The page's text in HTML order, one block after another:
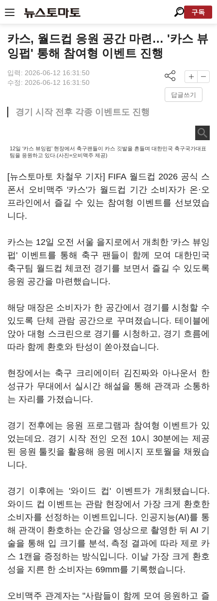
구독
카스, 월드컵 응원 공간 마련… '카스 뷰
잉펍' 통해 참여형 이벤트 진행
입력: 2026-06-12 16:31:50
수정: 2026-06-12 16:31:50
답글쓰기
경기 시작 전후 각종 이벤트도 진행
12일 ‘카스 뷰잉펍’ 현장에서 축구팬들이 카스 깃발을 흔들며 대한민국 축구국가대표
팀을 응원하고 있다.(사진=오비맥주 제공)
[뉴스토마토 차철우 기자] FIFA 월드컵 2026 공식 스
폰서 오비맥주 '카스'가 월드컵 기간 소비자가 온·오
프라인에서 즐길 수 있는 참여형 이벤트를 선보였습
니다.
카스는 12일 오전 서울 을지로에서 개최한 '카스 뷰잉
펍' 이벤트를 통해 축구 팬들이 함께 모여 대한민국
축구팀 월드컵 체코전 경기를 보면서 즐길 수 있도록
응원 공간을 마련했습니다.
해당 매장은 소비자가 한 공간에서 경기를 시청할 수
있도록 단체 관람 공간으로 꾸며졌습니다. 테이블에
앉아 대형 스크린으로 경기를 시청하고, 경기 흐름에
따라 함께 환호와 탄성이 쏟아졌습니다.
현장에서는 축구 크리에이터 김진짜와 아나운서 한
성규가 무대에서 실시간 해설을 통해 관객과 소통하
는 자리를 가졌습니다.
경기 전후에는 응원 프로그램과 참여형 이벤트가 있
었는데요. 경기 시작 전인 오전 10시 30분에는 제공
된 응원 툴킷을 활용해 응원 메시지 포토월을 채웠습
니다.
경기 이후에는 '와이드 컵' 이벤트가 개최됐습니다.
와이드 컵 이벤트는 관람 현장에서 가장 크게 환호한
소비자를 선정하는 이벤트입니다. 인공지능(AI)를 통
해 관객이 환호하는 순간을 영상으로 촬영한 뒤 AI 기
술을 통해 입 크기를 분석, 측정 결과에 따라 제로 카
스 1캔을 증정하는 방식입니다. 이날 가장 크게 환호
성을 지른 한 소비자는 69mm를 기록했습니다.
오비맥주 관계자는 "사람들이 함께 모여 응원하고 즐